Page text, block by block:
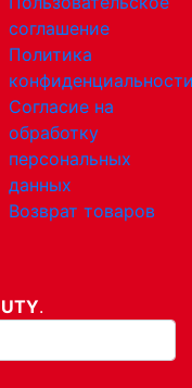
соглашение
Политика
Согласие на
обработку
персональных
данных
Возврат товаров
.